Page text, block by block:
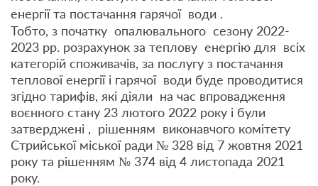
енергії та постачання гарячої води .
Тобто, з початку опалювального сезону 2022-
2023 рр. розрахунок за теплову енергію для всіх
категорій споживачів, за послугу з постачання
теплової енергії і гарячої води буде проводитися
згідно тарифів, які діяли на час впровадження
воєнного стану 23 лютого 2022 року і були
затверджені , рішенням виконавчого комітету
Стрийської міської ради № 328 від 7 жовтня 2021
року та рішенням № 374 від 4 листопада 2021
року.